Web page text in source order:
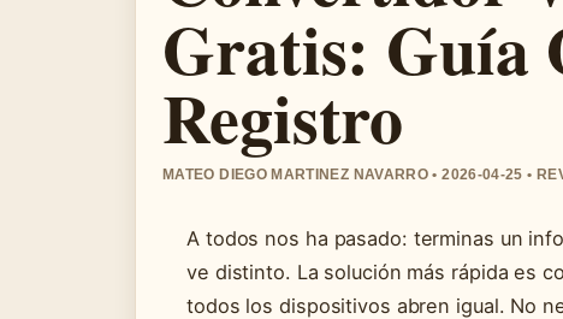
Gratis: Guía
Registro
MATEO DIEGO MARTINEZ NAVARRO • 2026-04-25 •
A todos nos ha pasado: terminas un
ve distinto. La solución más rápida es
todos los dispositivos abren igual. No